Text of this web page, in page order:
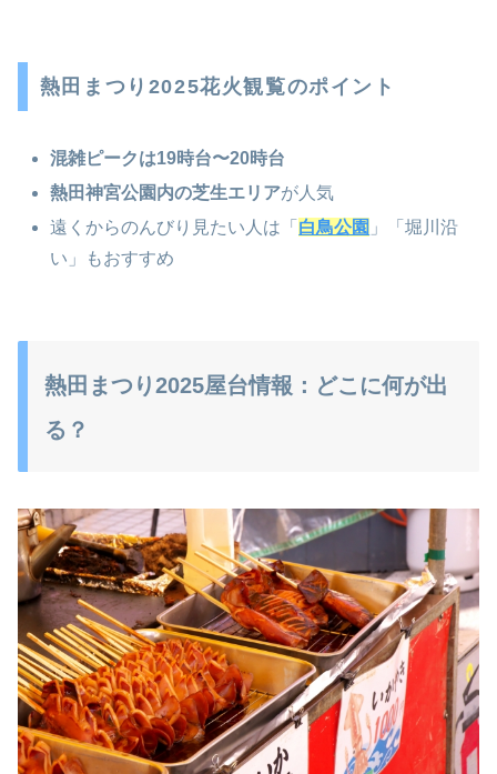
熱田まつり2025花火観覧のポイント
混雑ピークは19時台〜20時台
熱田神宮公園内の芝生エリアが人気
遠くからのんびり見たい人は「 白鳥公園 」「堀川沿
い」もおすすめ
熱田まつり2025屋台情報：どこに何が出
る？